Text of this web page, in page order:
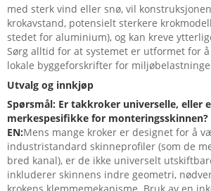
med sterk vind eller snø, vil
krokavstand, potensielt sterkere
stedet for aluminium), og kan kreve
Sørg alltid for at systemet er utformet for
lokale byggeforskrifter for
Utvalg og innkjøp
Spørsmål: Er takkroker universelle, eller
merkespesifikke for monteringsskinnen?
EN:Mens mange kroker er designet for å
industristandard skinneprofiler (som de
bred kanal), er de ikke universelt
inkluderer skinnens indre geometri,